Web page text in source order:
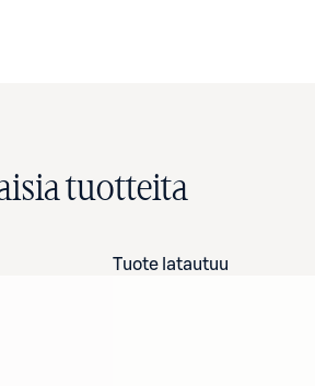
tuotteita
Tuote latautuu